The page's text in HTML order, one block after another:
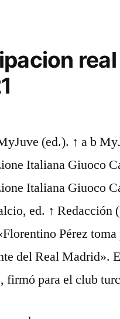
(ed.). ↑ a b
Italiana Giuoco
Italiana Giuoco
ed. ↑ Redacción
Pérez
del Real Madrid».
firmó para el club